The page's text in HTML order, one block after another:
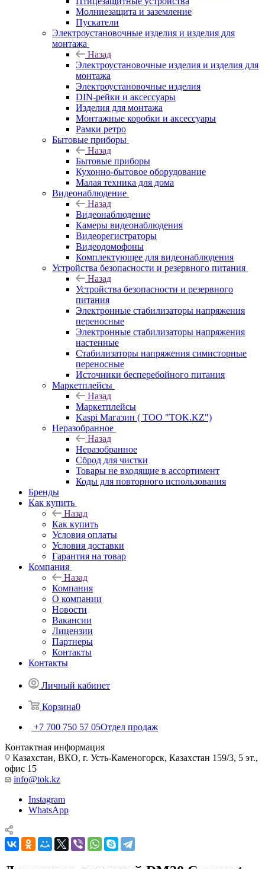
Молниезащита и заземление
Пускатели
Электроустановочные изделия и изделия для
монтажа
Назад
Электроустановочные изделия и изделия для
монтажа
Электроустановочные изделия
DIN-рейки и аксессуары
Изделия для монтажа
Монтажные коробки и аксессуары
Рамки ретро
Бытовые приборы
Назад
Бытовые приборы
Кухонно-бытовое оборудование
Малая техника для дома
Видеонаблюдение
Назад
Видеонаблюдение
Камеры видеонаблюдения
Видеорегистраторы
Видеодомофоны
Комплектующее для видеонаблюдения
Устройства безопасности и резервного питания
Назад
Устройства безопасности и резервного
питания
Электронные стабилизаторы напряжения
переносные
Электронные стабилизаторы напряжения
настенные
Стабилизаторы напряжения симисторные
переносные
Источники бесперебойного питания
Маркетплейсы
Назад
Маркетплейсы
Kaspi Магазин ( ТОО "TOK.KZ")
Неразобранное
Назад
Неразобранное
Сброд для чистки
Товары не входящие в ассортимент
Коды для повторного использования
Бренды
Как купить
Назад
Как купить
Условия оплаты
Условия доставки
Гарантия на товар
Компания
Назад
Компания
О компании
Новости
Вакансии
Лицензии
Партнеры
Контакты
Контакты
Личный кабинет
Корзина0
+7 700 750 57 05Отдел продаж
Контактная информация
Казахстан, ВКО, г. Усть-Каменогорск, Казахстан 159/3, 5 эт.,
офис 15
info@tok.kz
Instagram
WhatsApp